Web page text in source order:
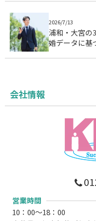
2026/7/13
浦和・大宮の
婚データに基
会社情報
営業時間
10：00～18：00